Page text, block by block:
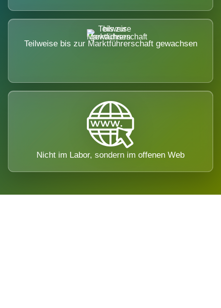
Teilweise bis zur Marktführerschaft gewachsen
Nicht im Labor, sondern im offenen Web